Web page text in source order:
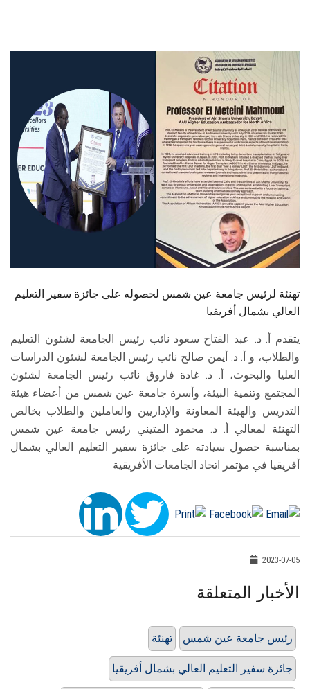
هيئة التدريس
الدراسات العليا
الخريجين
الزائـرون
تهنئة لرئيس جامعة عين شمس لحصوله على جائزة سفير التعليم
العالي بشمال أفريقيا
يتقدم أ. د. عبد الفتاح سعود نائب رئيس الجامعة لشئون التعليم
والطلاب، و أ. د. أيمن صالح نائب رئيس الجامعة لشئون الدراسات
العليا والبحوث، أ. د. غادة فاروق نائب رئيس الجامعة لشئون
المجتمع وتنمية البيئة، وأسرة جامعة عين شمس من أعضاء هيئة
التدريس والهيئة المعاونة والإداريين والعاملين والطلاب بخالص
التهنئة لمعالي أ. د. محمود المتيني رئيس جامعة عين شمس
بمناسبة حصول سيادته على جائزة سفير التعليم العالي بشمال
أفريقيا في مؤتمر اتحاد الجامعات الأفريقية
2023-07-05
الأخبار المتعلقة
تهنئة رئيس جامعة عين شمس
جائزة سفير التعليم العالي بشمال أفريقيا